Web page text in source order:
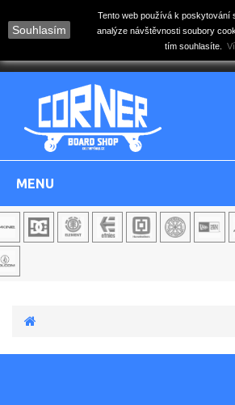
Souhlasím
Tento web používá k poskytování
analýze návštěvnosti soubory
tím souhlasíte.
MENU